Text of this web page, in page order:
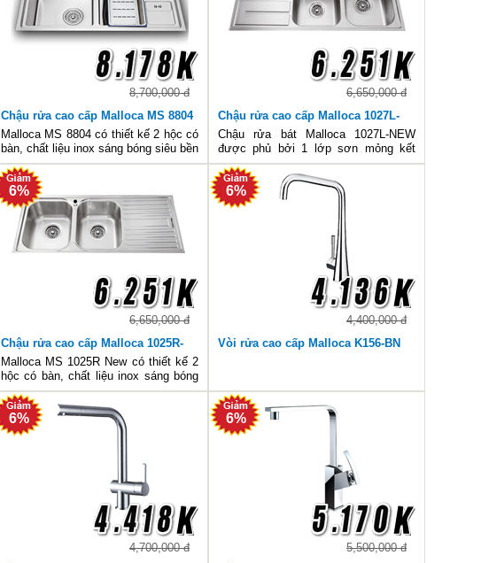
8,700,000 đ
Chậu rửa cao cấp Malloca MS 8804
Malloca MS 8804 có thiết kế 2 hộc có
bàn, chất liệu inox sáng bóng siêu bền
trước tác động của việc sử dụng
thường xuyên. Hai hộc rửa 1 to 1 nhỏ
kết hợp cùng bàn chờ thuận tiện cho
các bà nội trợ sử
6,650,000 đ
Chậu rửa cao cấp Malloca 1027L-
NEW
Chậu rửa bát Malloca 1027L-NEW
được phủ bởi 1 lớp sơn mỏng kết
hợp cùng miếng đệm cao su có tác
dụng chống ồn cách âm hiệu quả cao
không gây tiếng ồn khi xả nước, sản
phẩm hiện được phân phối sản phẩ
6%
6,650,000 đ
Chậu rửa cao cấp Malloca 1025R-
NEW
Malloca MS 1025R New có thiết kế 2
hộc có bàn, chất liệu inox sáng bóng
siêu bền trước tác động của việc sử
dụng thường xuyên. Hai hộc rửa 1 to
1 nhỏ kết hợp cùng bàn chờ bên tay
trái thuận tiện cho
6%
4,400,000 đ
Vòi rửa cao cấp Malloca K156-BN
6%
4,700,000 đ
6%
5,500,000 đ